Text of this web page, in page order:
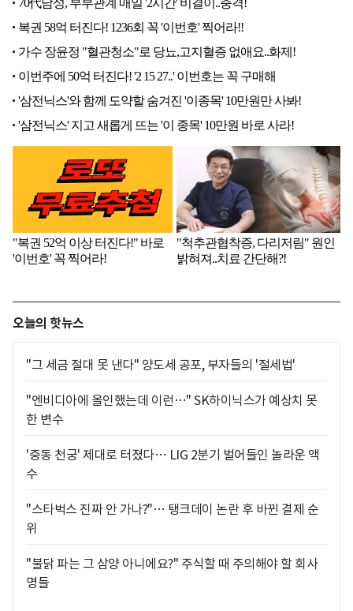
오늘의 핫뉴스
"그 세금 절대 못 낸다" 양도세 공포, 부자들의 '절세법'
"엔비디아에 올인했는데 이런…" SK하이닉스가 예상치 못
한 변수
'중동 천궁' 제대로 터졌다… LIG 2분기 벌어들인 놀라운 액
수
"스타벅스 진짜 안 가나?"… 탱크데이 논란 후 바뀐 결제 순
위
"불닭 파는 그 삼양 아니에요?" 주식할 때 주의해야 할 회사
명들